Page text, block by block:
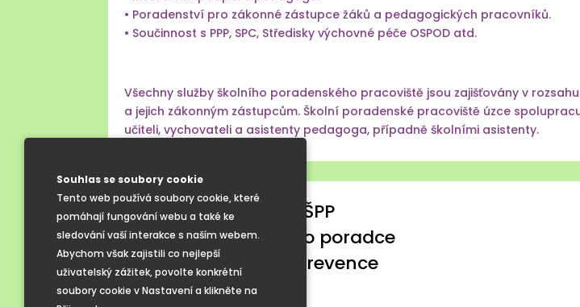
Souhlas se soubory cookie
Tento web používá soubory cookie, které
pomáhají fungování webu a také ke
sledování vaší interakce s naším webem.
Abychom však zajistili co nejlepší
uživatelský zážitek, povolte konkrétní
soubory cookie v Nastavení a klikněte na
• Poradenství pro zákonné zástupce žáků a pedagogických pracovníků.
• Součinnost s PPP, SPC, Středisky výchovné péče OSPOD atd.
Všechny služby školního poradenského pracoviště jsou zajišťovány v
a jejich zákonným zástupcům. Školní poradenské pracoviště úzce
učiteli, vychovateli a asistenty pedagoga, případně školními asistenty.
Činnosti vedoucího ŠPP
Činnosti výchovného poradce
Činnosti metodika prevence
Užitečné odkazy